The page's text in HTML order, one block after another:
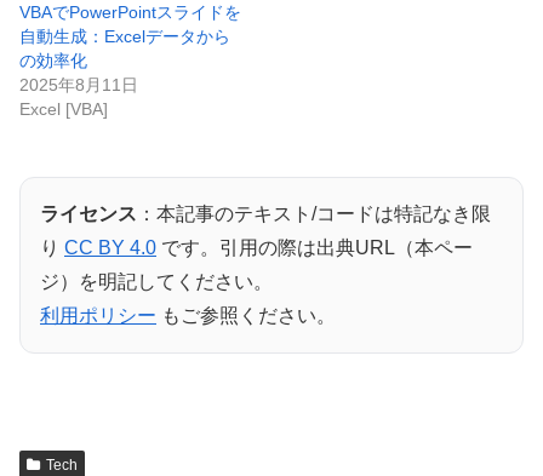
VBAでPowerPointスライドを
自動生成：Excelデータから
の効率化
2025年8月11日
Excel [VBA]
ライセンス ：本記事のテキスト/コードは特記なき限
り CC BY 4.0 です。引用の際は出典URL（本ペー
ジ）を明記してください。
利用ポリシー もご参照ください。
Tech